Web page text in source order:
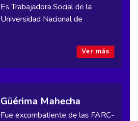
Es Trabajadora Social de la
Universidad Nacional de
Ver más
Güérima Mahecha
Fue excombatiente de las FARC-